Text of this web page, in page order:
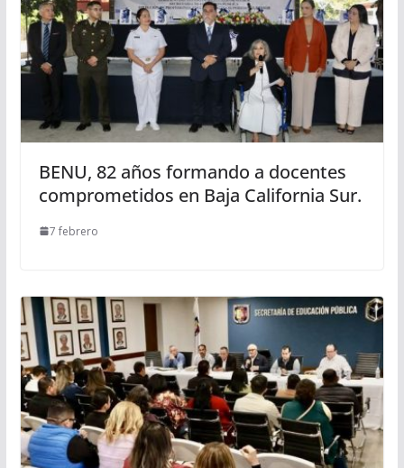
BENU, 82 años formando a docentes
comprometidos en Baja California Sur.
7 febrero